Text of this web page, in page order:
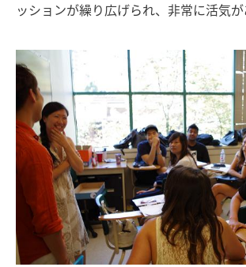
ッションが繰り広げられ、非常に活気が